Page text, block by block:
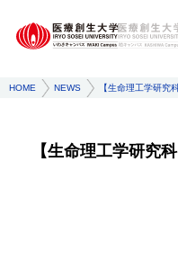
HOME NEWS 【生命理工学研究
【生命理工学研究